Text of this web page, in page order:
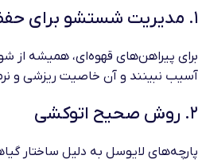
۱. مدیریت شستشو برای حفظ رنگ و بافت
برای پیراهن‌های قهوه‌ای، همیشه از
آسیب نبینند و آن خاصیت ریزشی و
۲. روش صحیح اتوکشی
پارچه‌های لایوسل به دلیل ساختار